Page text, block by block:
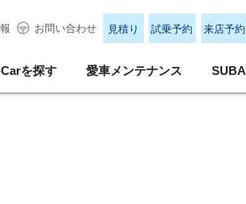
お問い合わせ 見積り 試乗予約 来店予約
を探す 愛車メンテナンス